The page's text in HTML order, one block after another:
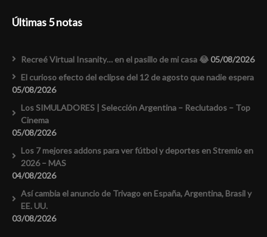
Últimas 5 notas
Recreé Virtual Insanity… en el pasillo de mi casa 😂05/08/2026
El curioso efecto del eclipse del 12 de agosto que nadie espera
05/08/2026
Los SIMULADORES | Selección Argentina – Reclutados – Top
Cinema
05/08/2026
Los 7 mejores addons para ver fútbol y deportes en Stremio en
2026 – MAS
04/08/2026
Así cambia el anuncio de Trivago en España, Argentina, Brasil y
EE. UU.
03/08/2026